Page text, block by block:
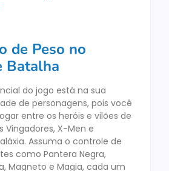
de Peso no
Batalha
do jogo está na sua
de personagens, pois você
entre os heróis e vilões de
Vingadores, X-Men e
Assuma o controle de
como Pantera Negra,
Magneto e Magia, cada um